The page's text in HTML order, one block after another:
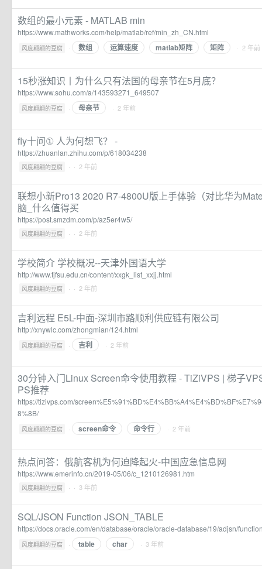
数组的最小元素 - MATLAB min
https://www.mathworks.com/help/matlab/ref/min_zh_CN.html
风度翩翩的豆腐 · 数组 运算速度 matlab矩阵 矩阵 · 2 年前
15秒涨知识丨为什么只有法国的母亲节在5月底？
https://www.sohu.com/a/143593271_649507
风度翩翩的豆腐 · 母亲节 · 2 年前
fly十问① 人为何想飞？ -
https://zhuanlan.zhihu.com/p/618034238
风度翩翩的豆腐 · · 2 年前
联想小新Pro13 2020 R7-4800U版上手体验（对比华为
脑_什么值得买
https://post.smzdm.com/p/az5er4w5/
风度翩翩的豆腐 · · 2 年前
学校简介 学校概况--天津外国语大学
http://www.tjfsu.edu.cn/content/xxgk_list_xxjj.html
风度翩翩的豆腐 · · 2 年前
吉利远程 E5L-中面-深圳市路顺利供应链有限公司
http://xnywlc.com/zhongmian/124.html
风度翩翩的豆腐 · 吉利 · 2 年前
30分钟入门Linux Screen命令使用教程 - TiZiVPS | 梯子
PS推荐
https://tizivps.com/
8%8B/
风度翩翩的豆腐 · screen命令 命令行 · 2 年前
热点问答：俄航客机为何迫降起火-中国应急信息网
https://www.emerinfo.cn/2019-05/06/c_1210126981.htm
风度翩翩的豆腐 · · 3 年前
SQL/JSON Function JSON_TABLE
https://docs.oracle.com/en/database/oracle/oracle-database/19/adjsn/
风度翩翩的豆腐 · table char · 3 年前